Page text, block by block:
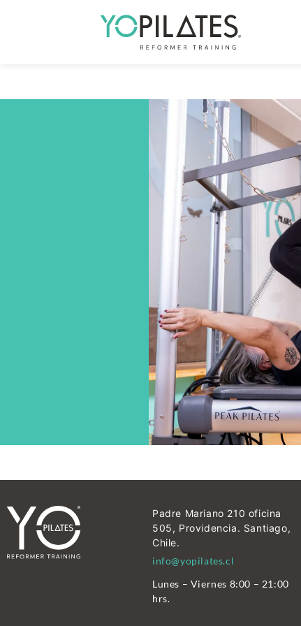
Padre Mariano 210 oficina
505, Providencia. Santiago,
Chile.
info@yopilates.cl
Lunes – Viernes 8:00 – 21:00
hrs.